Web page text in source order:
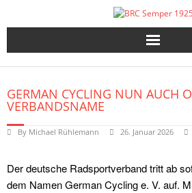
GERMAN CYCLING NUN AUCH
VERBANDSNAME
By Michael Rühlemann 26. Januar 2026
Der deutsche Radsportverband tritt ab
dem Namen German Cycling e. V. auf.